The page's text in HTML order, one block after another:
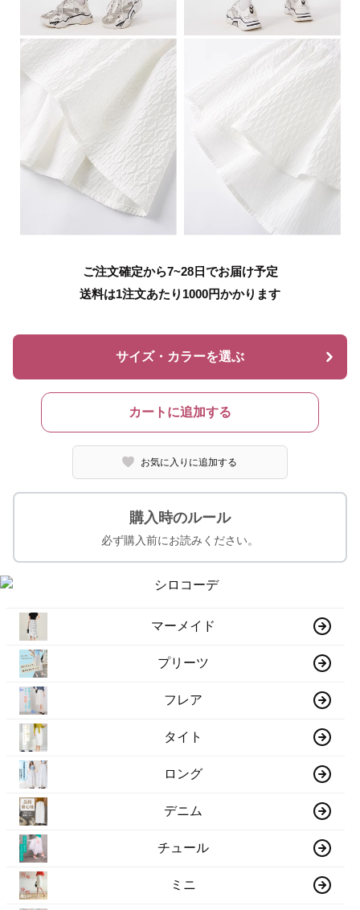
ご注文確定から7~28日でお届け予定
送料は1注文あたり 1000円かかります
サイズ・カラーを選ぶ
カートに追加する
お気に入りに追加する
購入時のルール
必ず購入前にお読みください。
マーメイド
プリーツ
フレア
タイト
ロング
デニム
チュール
ミニ